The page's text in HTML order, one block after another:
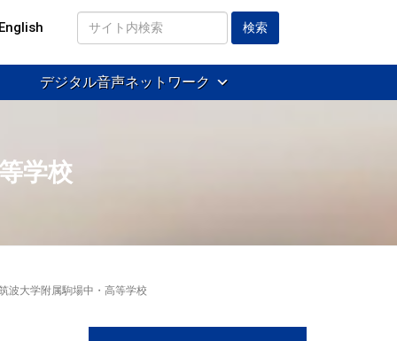
English
サ
イ
ト
デジタル音声ネットワーク
学校
波大学附属駒場中・高等学校